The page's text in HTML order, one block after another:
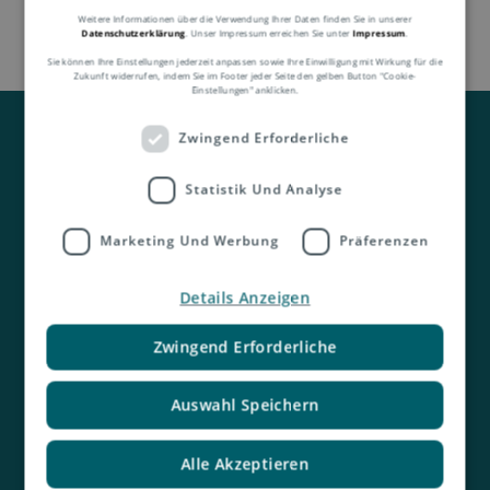
Kontakt
Weitere Informationen über die Verwendung Ihrer Daten finden Sie in unserer
Datenschutzerklärung . Unser Impressum erreichen Sie unterImpressum.
Sie können Ihre Einstellungen jederzeit anpassen sowie Ihre Einwilligung mit Wirkung für die
Zukunft widerrufen, indem Sie im Footer jeder Seite den gelben Button "Cookie-
Einstellungen" anklicken.
Zwingend Erforderliche
Statistik Und Analyse
Marketing Und Werbung Präferenzen
Auswahl Speichern
Alle Akzeptieren
Zwingend Erforderliche
Details Anzeigen